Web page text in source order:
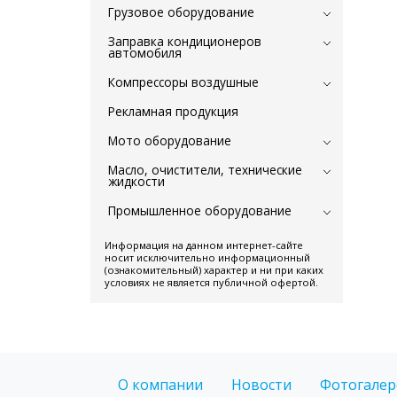
Грузовое оборудование
Заправка кондиционеров
автомобиля
Компрессоры воздушные
Рекламная продукция
Мото оборудование
Масло, очистители, технические
жидкости
Промышленное оборудование
Информация на данном интернет-сайте
носит исключительно информационный
(ознакомительный) характер и ни при каких
условиях не является публичной офертой.
О компании Новости